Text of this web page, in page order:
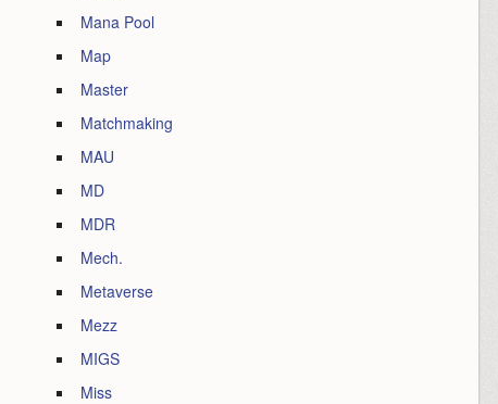
Mana Pool
Map
Master
Matchmaking
MAU
MD
MDR
Mech.
Metaverse
Mezz
MIGS
Miss